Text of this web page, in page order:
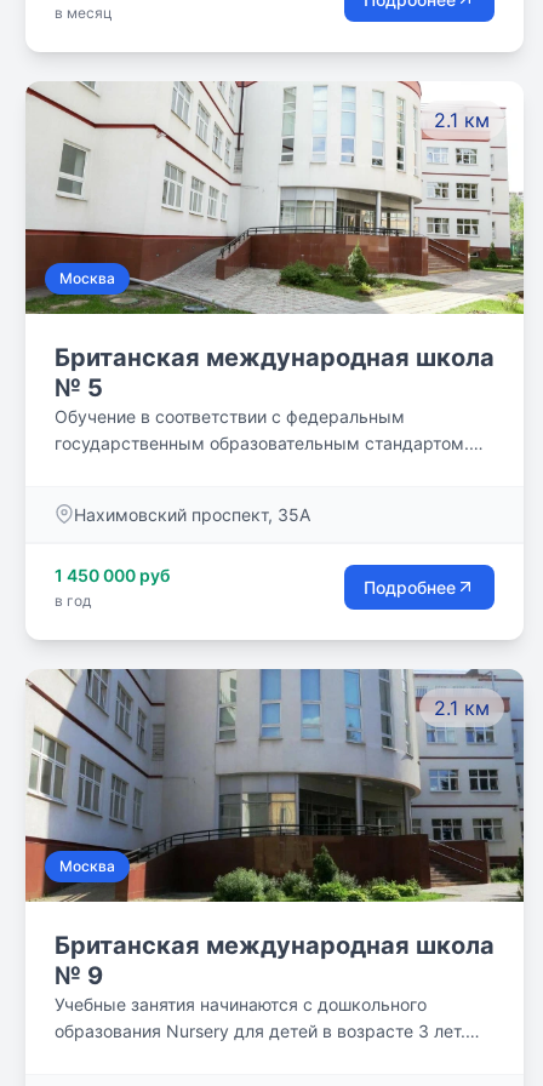
в месяц
2.1 км
Москва
Британская международная школа
№ 5
Обучение в соответствии с федеральным
государственным образовательным стандартом.
ребенку
Нахимовский проспект, 35А
1 450 000 руб
в год
Подробнее
2.1 км
Москва
Британская международная школа
№ 9
Учебные занятия начинаются с дошкольного
образования Nursery для детей в возрасте 3 лет.